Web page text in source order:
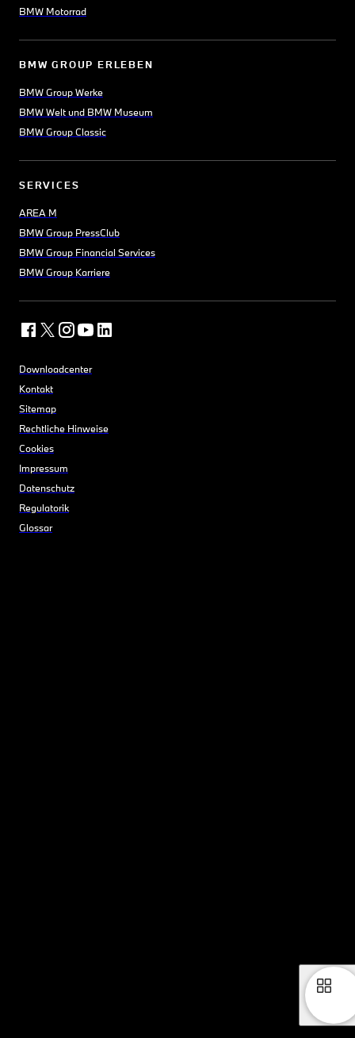
BMW Motorrad
BMW GROUP ERLEBEN
BMW Group Werke
BMW Welt und BMW Museum
BMW Group Classic
SERVICES
AREA M
BMW Group PressClub
BMW Group Financial Services
BMW Group Karriere
Downloadcenter
Kontakt
Sitemap
Rechtliche Hinweise
Cookies
Impressum
Datenschutz
Regulatorik
Glossar